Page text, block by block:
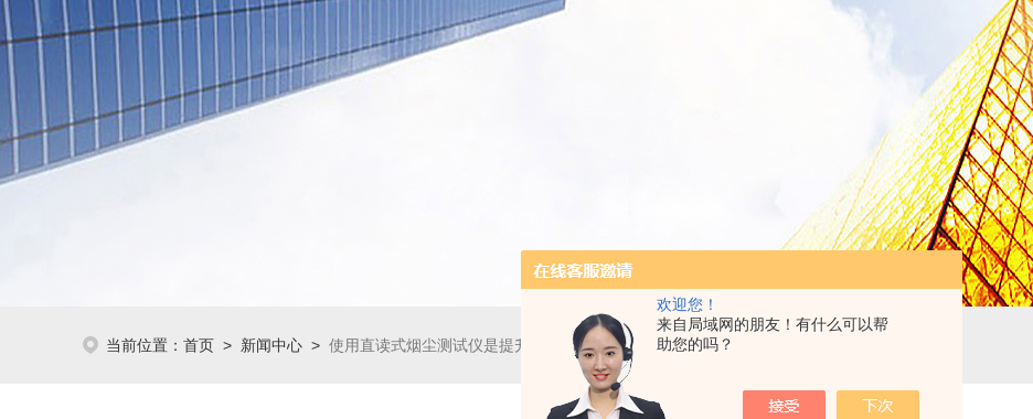
欢迎您！
来自局域网的朋友！有什么可以帮
助您的吗？
当前位置： 首页 > 新闻中心 > 使用直读式烟尘测试仪是提升烟尘监测准确性的重要手段